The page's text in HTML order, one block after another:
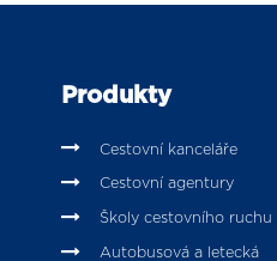
Produkty
Cestovní kanceláře
Cestovní agentury
Školy cestovního ruchu
Autobusová a letecká